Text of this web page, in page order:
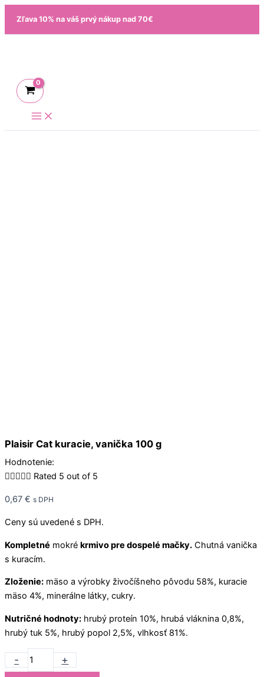
Preskočiť
obsah
Zľava 10% na váš prvý nákup nad 70€
Plaisir Cat kuracie, vanička 100 g
Hodnotenie:
 Rated 5 out of 5
0,67 € s DPH
Ceny sú uvedené s DPH.
Kompletné mokré krmivo pre dospelé mačky. Chutná vanička
s kuracím.
Zloženie: mäso a výrobky živočíšneho pôvodu 58%, kuracie
mäso 4%, minerálne látky, cukry.
Nutričné hodnoty: hrubý proteín 10%, hrubá vláknina 0,8%,
hrubý tuk 5%, hrubý popol 2,5%, vlhkosť 81%.
-
množstvo
Plaisir
Cat
+